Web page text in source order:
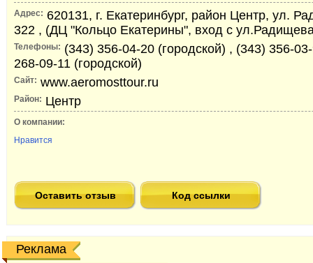
Адрес: 620131, г. Екатеринбург, район Центр, ул.
322 , (ДЦ "Кольцо Екатерины", вход с
Телефоны: (343) 356-04-20 (городской) , (343) 356-
268-09-11 (городской)
Сайт: www.aeromosttour.ru
Район: Центр
О компании:
Нравится
Оставить отзыв Код ссылки
Реклама